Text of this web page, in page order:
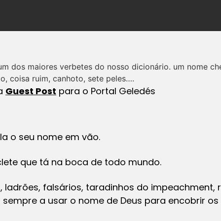
dos maiores verbetes do nosso dicionário. um nome
coisa ruim, canhoto, sete peles….
Guest Post para o Portal Geledés
o seu nome em vão.
que tá na boca de todo mundo.
ladrões, falsários, taradinhos do impeachment,
a usar o nome de Deus para encobrir